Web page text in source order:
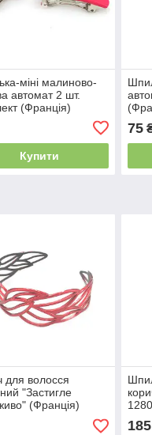
міні малиново-
автомат 2 шт.
(Франція)
Купити
75
для волосся
"Застигле
(Франція)
185